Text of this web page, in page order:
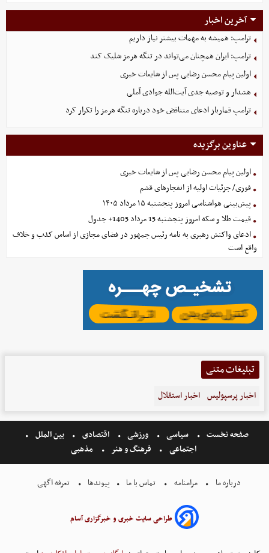
آخرین اخبار
ترامپ: همیشه به مهمات بیشتر نیاز داریم
ترامپ: ایران همچنان می‌تواند در تنگه هرمز شلیک کند
اولین پیام محسن رضایی پس از شایعات خبری
هشدار و توصیه جدی آیت‌الله جوادی آملی
ترامپ قمارباز ادعای متناقض خود درباره تنگه هرمز را تکرار کرد
عناوین برگزیده
اولین پیام محسن رضایی پس از شایعات خبری
فوری/ جزئیات اولیه از انفجارهای قشم
پیش‌بینی هواشناسی امروز پنجشنبه ۱۵ مرداد ۱۴۰۵
قیمت طلا و سکه امروز پنجشنبه 15 مرداد 1405+ جدول
ادعای واکنش رهبری به نامه رئیس جمهور در فضای مجازی از اساس کذب و خلاف
واقع است
تبلیغات متنی
اخبار پرسپولیس اخبار استقلال
صفحه نخست سیاسی ورزشی اقتصادی
بین الملل
اجتماعی
فرهنگ و هنر مذهبی
درباره ما مرامنامه تماس با ما پیوندها تعرفه اگهی
طراحی سایت خبری و خبرگزاری آسام